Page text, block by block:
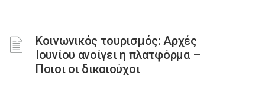
Κοινωνικός τουρισμός: Αρχές
Ιουνίου ανοίγει η πλατφόρμα –
Ποιοι οι δικαιούχοι